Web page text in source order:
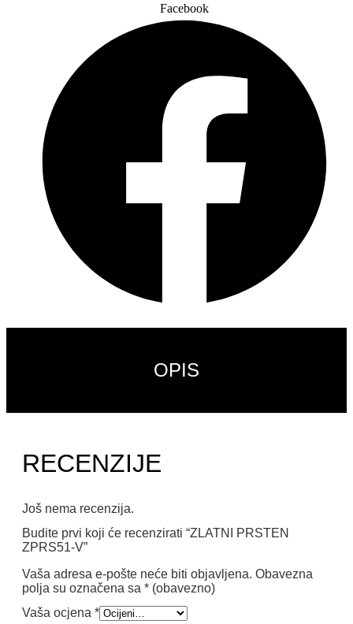
Facebook
OPIS
RECENZIJE
Još nema recenzija.
Budite prvi koji će recenzirati “ZLATNI PRSTEN
ZPRS51-V”
Vaša adresa e-pošte neće biti objavljena. Obavezna
polja su označena sa * (obavezno)
Vaša ocjena *